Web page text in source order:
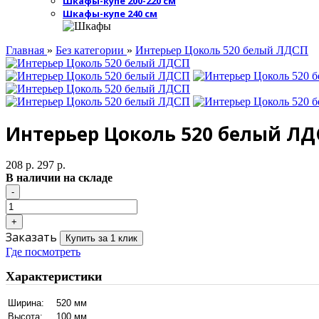
Шкафы-купе 240 см
Главная » Без категории » Интерьер Цоколь 520 белый ЛДСП
Интерьер Цоколь 520 белый
208 р. 297 р.
В наличии на складе
Заказать Купить за 1 клик
Где посмотреть
Характеристики
Ширина:
520 мм
Высота:
100 мм